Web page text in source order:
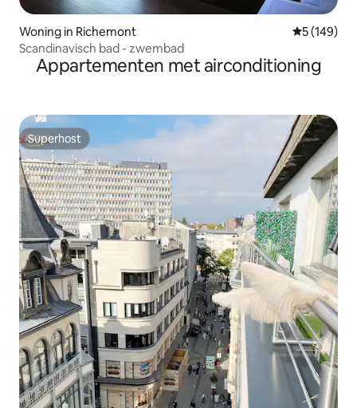
Woning in Richemont
5 (149)
Scandinavisch bad - zwembad
Appartementen met airconditioning
Superhost
Superhost